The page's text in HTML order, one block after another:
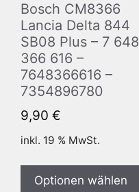
Bosch CM8366
Lancia Delta 844
SB08 Plus – 7 648
366 616 –
7648366616 –
7354896780
9,90 €
inkl. 19 % MwSt.
Optionen wählen